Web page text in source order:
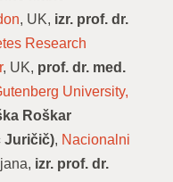
, UK, izr. prof. dr.
Research
, UK, prof. dr. med.
University,
Roškar
Juričič), Nacionalni
izr. prof. dr.